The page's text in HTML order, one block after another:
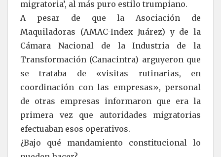
migratoria’, al más puro estilo trumpiano.
A pesar de que la Asociación de
Maquiladoras (AMAC-Index Juárez) y de la
Cámara Nacional de la Industria de la
Transformación (Canacintra) arguyeron que
se trataba de «visitas rutinarias, en
coordinación con las empresas», personal
de otras empresas informaron que era la
primera vez que autoridades migratorias
efectuaban esos operativos.
¿Bajo qué mandamiento constitucional lo